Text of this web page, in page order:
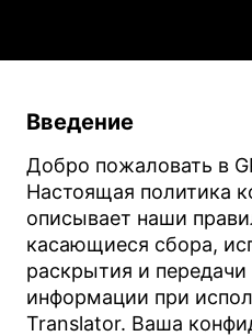
Введение
Добро пожаловать в
Настоящая политика
описывает наши
касающиеся сбора,
раскрытия и
информации при
Translator. Ваша